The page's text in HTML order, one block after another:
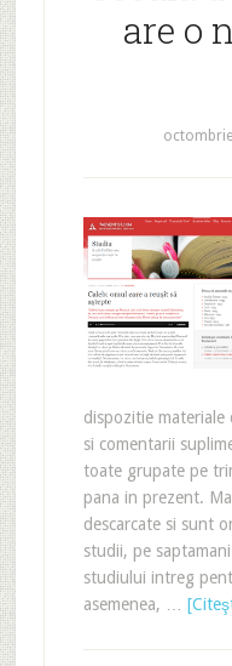
are o
dispozitie materiale
si comentarii
toate grupate pe
pana in prezent.
descarcate si sunt
studii, pe
studiului intreg
asemenea, …